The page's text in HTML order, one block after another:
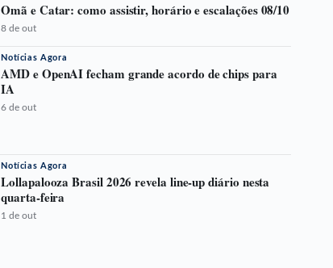
Omã e Catar: como assistir, horário e escalações 08/10
8 de out
Notícias Agora
AMD e OpenAI fecham grande acordo de chips para
IA
6 de out
Notícias Agora
Lollapalooza Brasil 2026 revela line-up diário nesta
quarta-feira
1 de out